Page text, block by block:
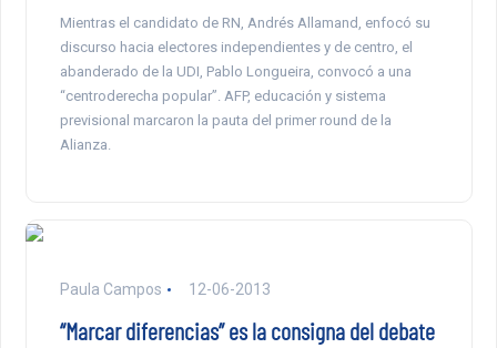
Mientras el candidato de RN, Andrés Allamand, enfocó su
discurso hacia electores independientes y de centro, el
abanderado de la UDI, Pablo Longueira, convocó a una
“centroderecha popular”. AFP, educación y sistema
previsional marcaron la pauta del primer round de la
Alianza.
Paula Campos 12-06-2013
“Marcar diferencias” es la consigna del debate